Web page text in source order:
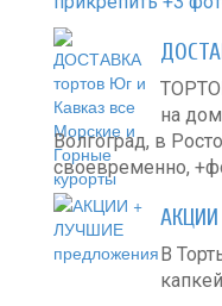
на
Волгоград, в
своевременно,
В